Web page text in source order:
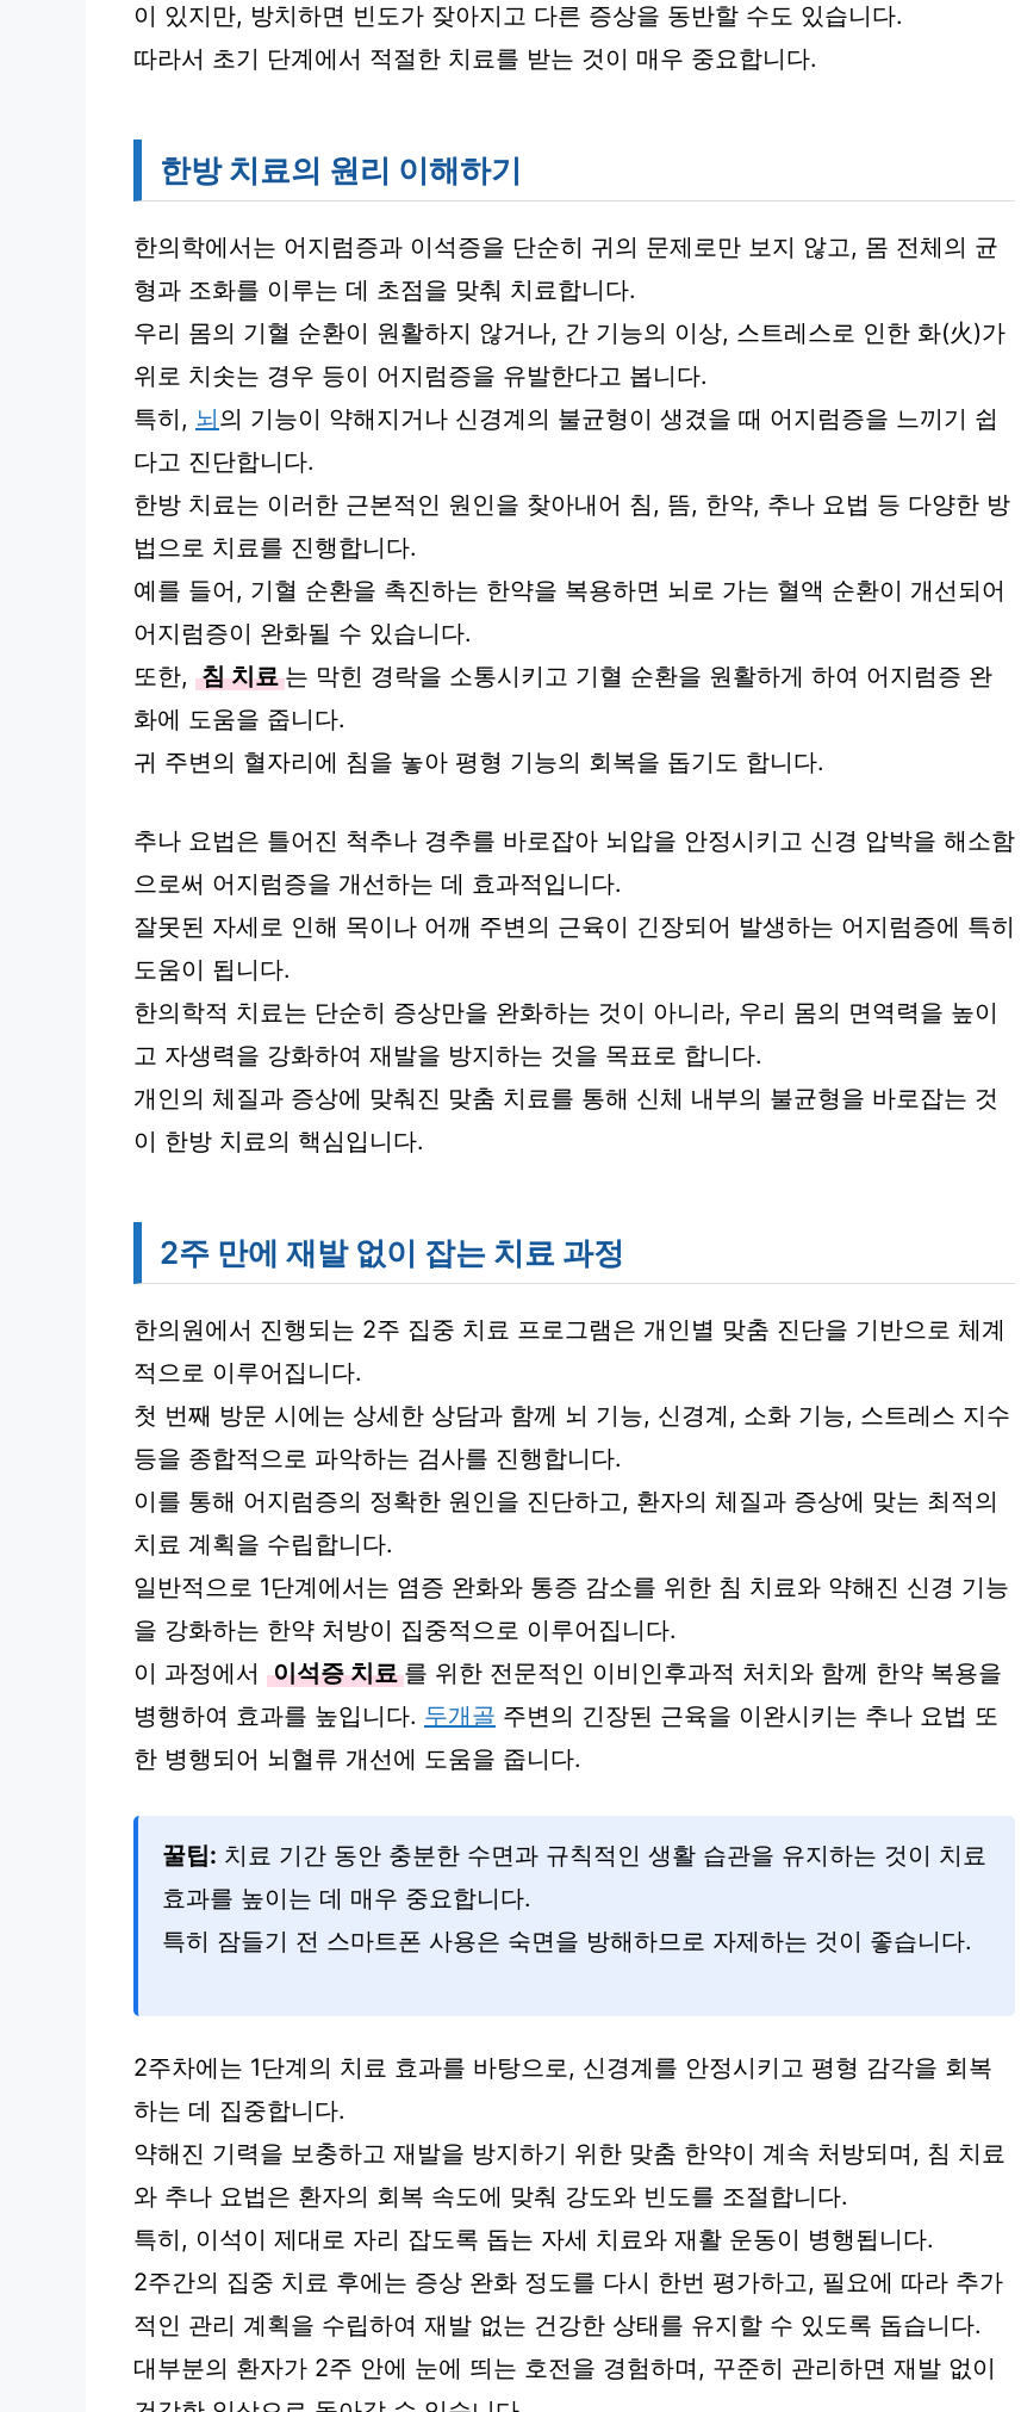
이 있지만, 방치하면 빈도가 잦아지고 다른 증상을 동반할 수도 있습니다.
따라서 초기 단계에서 적절한 치료를 받는 것이 매우 중요합니다.
한방 치료의 원리 이해하기
한의학에서는 어지럼증과 이석증을 단순히 귀의 문제로만 보지 않고, 몸 전체의 균
형과 조화를 이루는 데 초점을 맞춰 치료합니다.
우리 몸의 기혈 순환이 원활하지 않거나, 간 기능의 이상, 스트레스로 인한 화(火)가
위로 치솟는 경우 등이 어지럼증을 유발한다고 봅니다.
특히, 뇌의 기능이 약해지거나 신경계의 불균형이 생겼을 때 어지럼증을 느끼기 쉽
다고 진단합니다.
한방 치료는 이러한 근본적인 원인을 찾아내어 침, 뜸, 한약, 추나 요법 등 다양한 방
법으로 치료를 진행합니다.
예를 들어, 기혈 순환을 촉진하는 한약을 복용하면 뇌로 가는 혈액 순환이 개선되어
어지럼증이 완화될 수 있습니다.
또한, 침 치료 는 막힌 경락을 소통시키고 기혈 순환을 원활하게 하여 어지럼증 완
화에 도움을 줍니다.
귀 주변의 혈자리에 침을 놓아 평형 기능의 회복을 돕기도 합니다.
추나 요법은 틀어진 척추나 경추를 바로잡아 뇌압을 안정시키고 신경 압박을 해소함
으로써 어지럼증을 개선하는 데 효과적입니다.
잘못된 자세로 인해 목이나 어깨 주변의 근육이 긴장되어 발생하는 어지럼증에 특히
도움이 됩니다.
한의학적 치료는 단순히 증상만을 완화하는 것이 아니라, 우리 몸의 면역력을 높이
고 자생력을 강화하여 재발을 방지하는 것을 목표로 합니다.
개인의 체질과 증상에 맞춰진 맞춤 치료를 통해 신체 내부의 불균형을 바로잡는 것
이 한방 치료의 핵심입니다.
2주 만에 재발 없이 잡는 치료 과정
한의원에서 진행되는 2주 집중 치료 프로그램은 개인별 맞춤 진단을 기반으로 체계
적으로 이루어집니다.
첫 번째 방문 시에는 상세한 상담과 함께 뇌 기능, 신경계, 소화 기능, 스트레스 지수
등을 종합적으로 파악하는 검사를 진행합니다.
이를 통해 어지럼증의 정확한 원인을 진단하고, 환자의 체질과 증상에 맞는 최적의
치료 계획을 수립합니다.
일반적으로 1단계에서는 염증 완화와 통증 감소를 위한 침 치료와 약해진 신경 기능
을 강화하는 한약 처방이 집중적으로 이루어집니다.
이 과정에서 이석증 치료 를 위한 전문적인 이비인후과적 처치와 함께 한약 복용을
병행하여 효과를 높입니다. 두개골 주변의 긴장된 근육을 이완시키는 추나 요법 또
한 병행되어 뇌혈류 개선에 도움을 줍니다.
꿀팁: 치료 기간 동안 충분한 수면과 규칙적인 생활 습관을 유지하는 것이 치료
효과를 높이는 데 매우 중요합니다.
특히 잠들기 전 스마트폰 사용은 숙면을 방해하므로 자제하는 것이 좋습니다.
2주차에는 1단계의 치료 효과를 바탕으로, 신경계를 안정시키고 평형 감각을 회복
하는 데 집중합니다.
약해진 기력을 보충하고 재발을 방지하기 위한 맞춤 한약이 계속 처방되며, 침 치료
와 추나 요법은 환자의 회복 속도에 맞춰 강도와 빈도를 조절합니다.
특히, 이석이 제대로 자리 잡도록 돕는 자세 치료와 재활 운동이 병행됩니다.
2주간의 집중 치료 후에는 증상 완화 정도를 다시 한번 평가하고, 필요에 따라 추가
적인 관리 계획을 수립하여 재발 없는 건강한 상태를 유지할 수 있도록 돕습니다.
대부분의 환자가 2주 안에 눈에 띄는 호전을 경험하며, 꾸준히 관리하면 재발 없이